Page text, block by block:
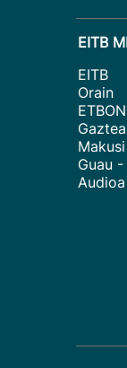
EITB
EITB
Orain
ETBON
Gaztea
Makusi
Guau
Audioa